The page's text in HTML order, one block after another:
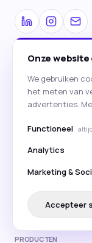
AI Digital Strategy
Paid Social
SEO & Content
E-mailmarketing
CRO &
PRODUCTEN
Onze
We gebruiken
het meten van
advertenties.
Functioneel
Analytics
Marketing &
Accepteer